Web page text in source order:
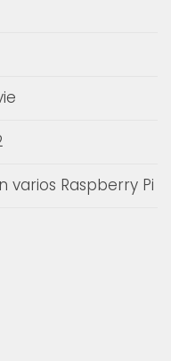
Raspberry Pi